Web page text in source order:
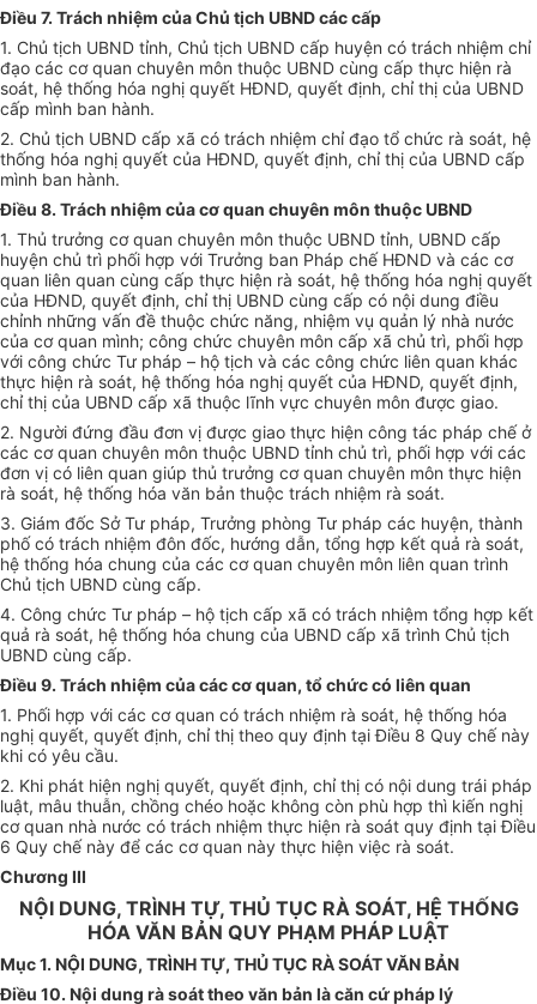
Điều 7. Trách nhiệm của Chủ tịch UBND các cấp
1. Chủ tịch UBND tỉnh, Chủ tịch UBND cấp huyện có trách nhiệm chỉ
đạo các cơ quan chuyên môn thuộc UBND cùng cấp thực hiện rà
soát, hệ thống hóa nghị quyết HĐND, quyết định, chỉ thị của UBND
cấp mình ban hành.
2. Chủ tịch UBND cấp xã có trách nhiệm chỉ đạo tổ chức rà soát, hệ
thống hóa nghị quyết của HĐND, quyết định, chỉ thị của UBND cấp
mình ban hành.
Điều 8. Trách nhiệm của cơ quan chuyên môn thuộc UBND
1. Thủ trưởng cơ quan chuyên môn thuộc UBND tỉnh, UBND cấp
huyện chủ trì phối hợp với Trưởng ban Pháp chế HĐND và các cơ
quan liên quan cùng cấp thực hiện rà soát, hệ thống hóa nghị quyết
của HĐND, quyết định, chỉ thị UBND cùng cấp có nội dung điều
chỉnh những vấn đề thuộc chức năng, nhiệm vụ quản lý nhà nước
của cơ quan mình; công chức chuyên môn cấp xã chủ trì, phối hợp
với công chức Tư pháp – hộ tịch và các công chức liên quan khác
thực hiện rà soát, hệ thống hóa nghị quyết của HĐND, quyết định,
chỉ thị của UBND cấp xã thuộc lĩnh vực chuyên môn được giao.
2. Người đứng đầu đơn vị được giao thực hiện công tác pháp chế ở
các cơ quan chuyên môn thuộc UBND tỉnh chủ trì, phối hợp với các
đơn vị có liên quan giúp thủ trưởng cơ quan chuyên môn thực hiện
rà soát, hệ thống hóa văn bản thuộc trách nhiệm rà soát.
3. Giám đốc Sở Tư pháp, Trưởng phòng Tư pháp các huyện, thành
phố có trách nhiệm đôn đốc, hướng dẫn, tổng hợp kết quả rà soát,
hệ thống hóa chung của các cơ quan chuyên môn liên quan trình
Chủ tịch UBND cùng cấp.
4. Công chức Tư pháp – hộ tịch cấp xã có trách nhiệm tổng hợp kết
quả rà soát, hệ thống hóa chung của UBND cấp xã trình Chủ tịch
UBND cùng cấp.
Điều 9. Trách nhiệm của các cơ quan, tổ chức có liên quan
1. Phối hợp với các cơ quan có trách nhiệm rà soát, hệ thống hóa
nghị quyết, quyết định, chỉ thị theo quy định tại Điều 8 Quy chế này
khi có yêu cầu.
2. Khi phát hiện nghị quyết, quyết định, chỉ thị có nội dung trái pháp
luật, mâu thuẫn, chồng chéo hoặc không còn phù hợp thì kiến nghị
cơ quan nhà nước có trách nhiệm thực hiện rà soát quy định tại Điều
6 Quy chế này để các cơ quan này thực hiện việc rà soát.
Chương III
NỘI DUNG, TRÌNH TỰ, THỦ TỤC RÀ SOÁT, HỆ THỐNG
HÓA VĂN BẢN QUY PHẠM PHÁP LUẬT
Mục 1. NỘI DUNG, TRÌNH TỰ, THỦ TỤC RÀ SOÁT VĂN BẢN
Điều 10. Nội dung rà soát theo văn bản là căn cứ pháp lý